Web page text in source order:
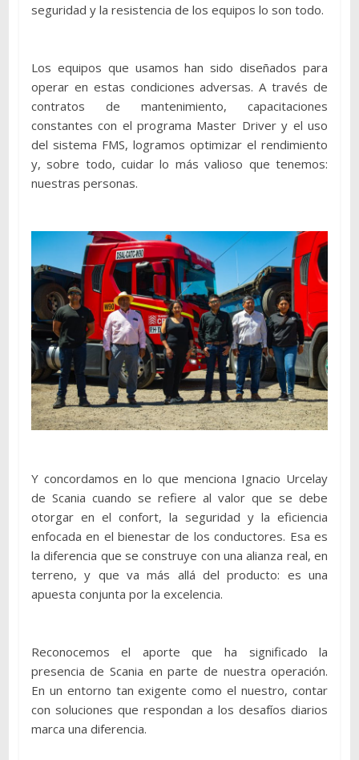
seguridad y la resistencia de los equipos lo son todo.
Los equipos que usamos han sido diseñados para
operar en estas condiciones adversas. A través de
contratos de mantenimiento, capacitaciones
constantes con el programa Master Driver y el uso
del sistema FMS, logramos optimizar el rendimiento
y, sobre todo, cuidar lo más valioso que tenemos:
nuestras personas.
Y concordamos en lo que menciona Ignacio Urcelay
de Scania cuando se refiere al valor que se debe
otorgar en el confort, la seguridad y la eficiencia
enfocada en el bienestar de los conductores. Esa es
la diferencia que se construye con una alianza real, en
terreno, y que va más allá del producto: es una
apuesta conjunta por la excelencia.
Reconocemos el aporte que ha significado la
presencia de Scania en parte de nuestra operación.
En un entorno tan exigente como el nuestro, contar
con soluciones que respondan a los desafíos diarios
marca una diferencia.